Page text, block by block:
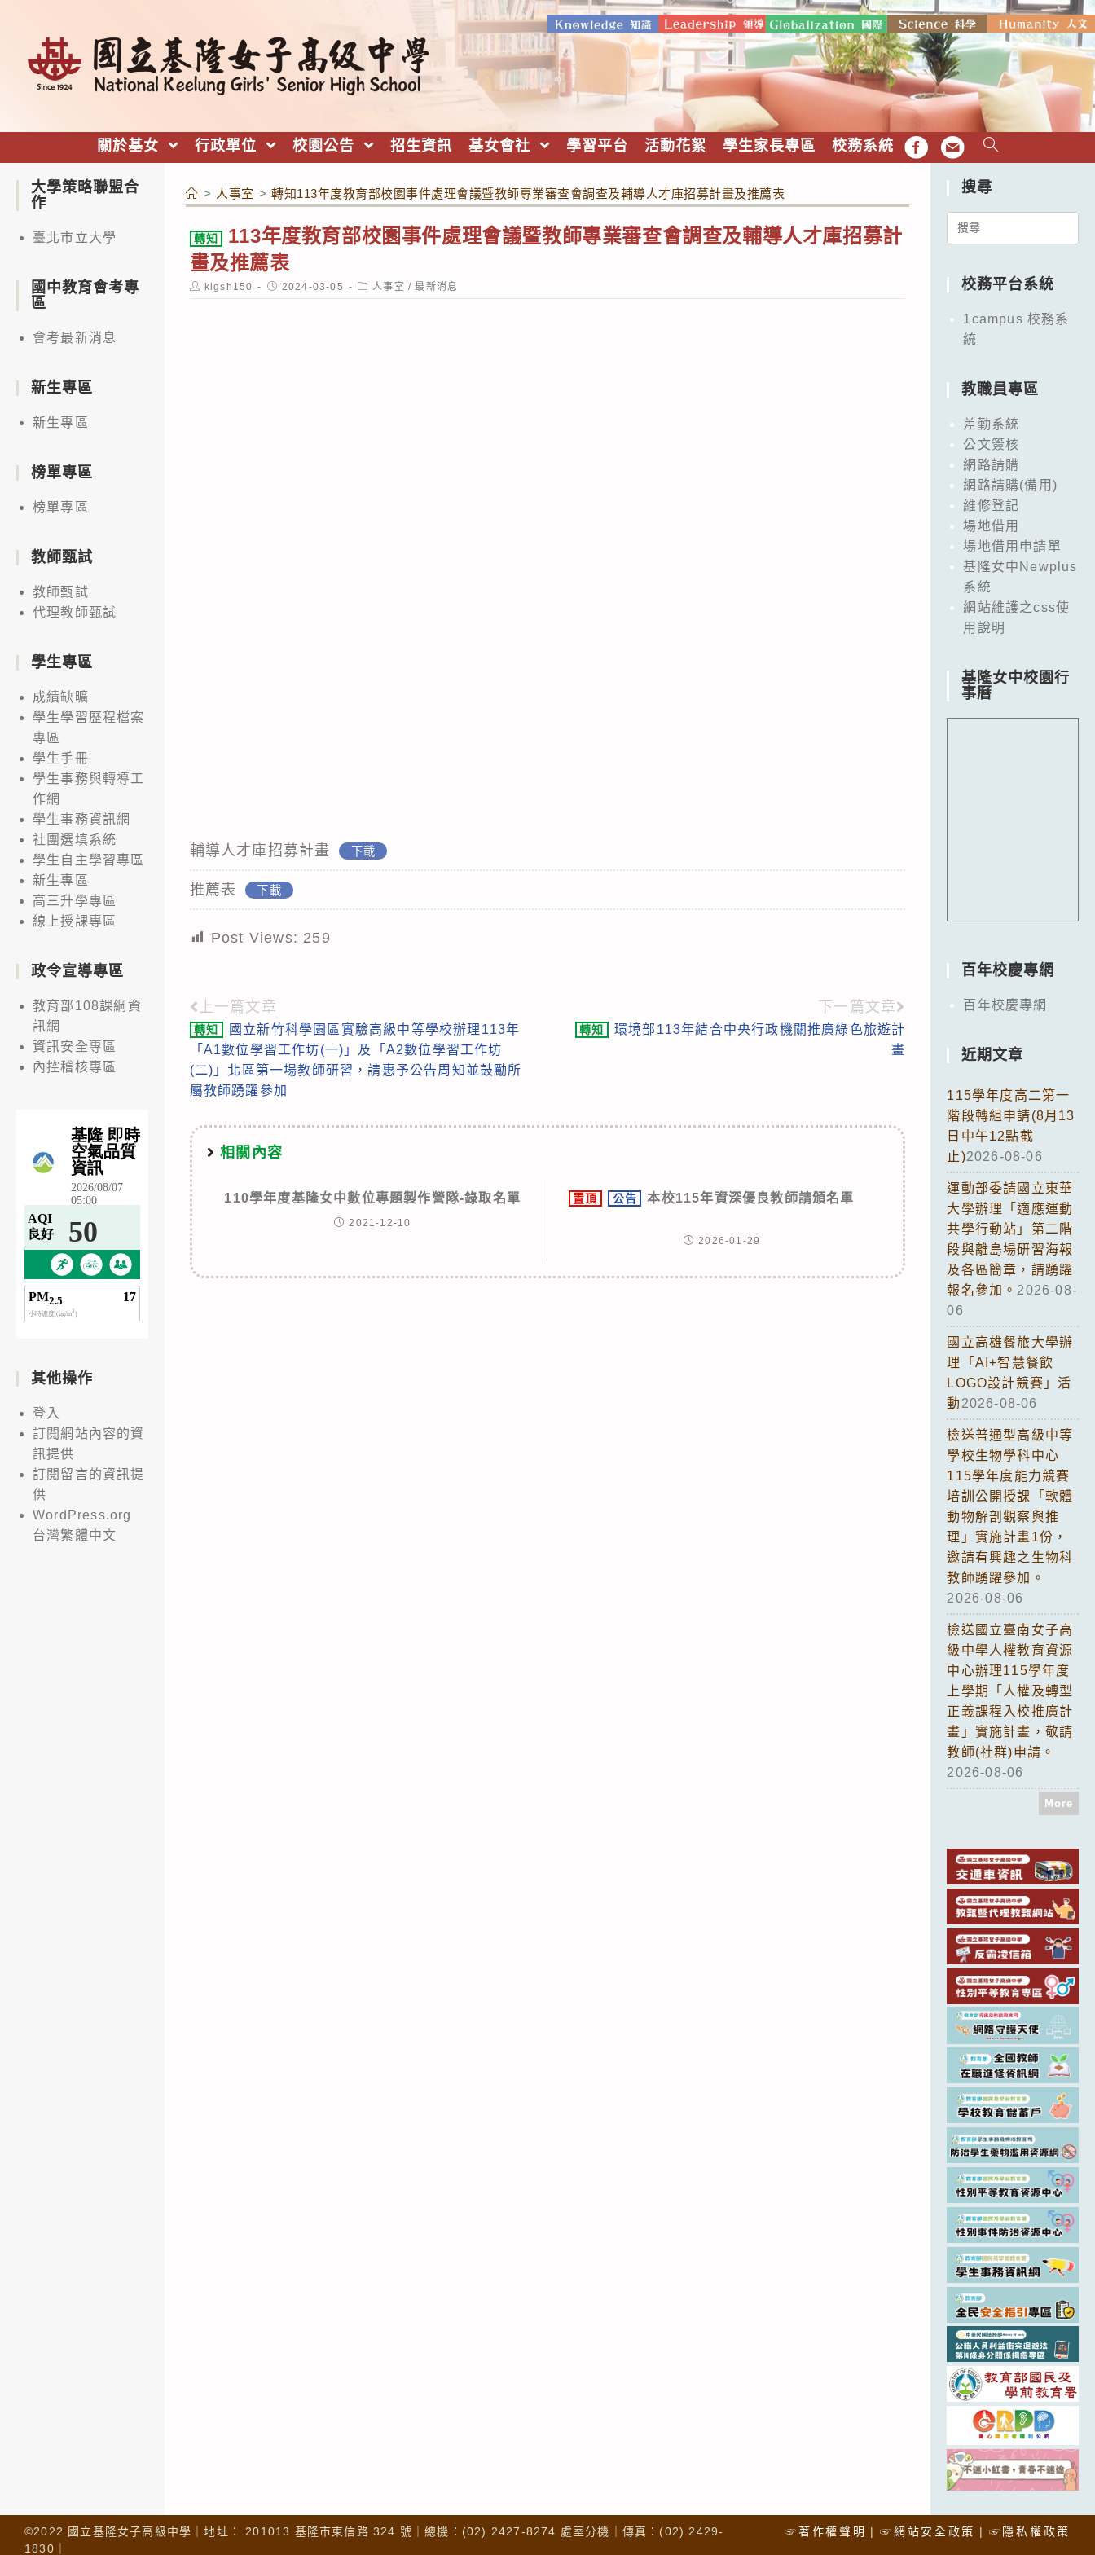
關於基女 行政單位 校園公告 招生資訊 基女會社 學習平台 活動花絮 學生家長專區 校務系統 FB EMAIL
> 人事室 > 轉知113年度教育部校園事件處理會議暨教師專業審查會調查及輔導人才庫招募計畫及推薦表
轉知
113年度教育部校園事件處理會議暨教師專業審查會調查及輔導人才庫招募計
畫及推薦表
Post
author:
klgsh150
Post
published:
2024-03-05
Post
category:
人事室 / 最新消息
輔導人才庫招募計畫 下載
推薦表 下載
Post Views: 259
Read
more
articles
上一篇文章
轉知
國立新竹科學園區實驗高級中等學校辦理113年
「A1數位學習工作坊(一)」及「A2數位學習工作坊
(二)」北區第一場教師研習，請惠予公告周知並鼓勵所
屬教師踴躍參加
下一篇文章
轉知
環境部113年結合中央行政機關推廣綠色旅遊計
畫
相關內容
110學年度基隆女中數位專題製作營隊-錄取名單
2021-12-10
置頂 公告 本校115年資深優良教師請頒名單
2026-01-29
大學策略聯盟合
作
臺北市立大學
國中教育會考專
區
會考最新消息
新生專區
新生專區
榜單專區
榜單專區
教師甄試
教師甄試
代理教師甄試
學生專區
成績缺曠
學生學習歷程檔案
專區
學生手冊
學生事務與轉導工
作網
學生事務資訊網
社團選填系統
學生自主學習專區
新生專區
高三升學專區
線上授課專區
政令宣導專區
教育部108課綱資
訊網
資訊安全專區
內控稽核專區
其他操作
登入
訂閱網站內容的資
訊提供
訂閱留言的資訊提
供
WordPress.org
台灣繁體中文
搜尋
Search
校務平台系統
1campus 校務系
統
教職員專區
差勤系統
公文簽核
網路請購
網路請購(備用)
維修登記
場地借用
場地借用申請單
基隆女中Newplus
系統
網站維護之css使
用說明
基隆女中校園行
事曆
百年校慶專網
百年校慶專網
近期文章
115學年度高二第一
階段轉組申請(8月13
日中午12點截
止)2026-08-06
運動部委請國立東華
大學辦理「適應運動
共學行動站」第二階
段與離島場研習海報
及各區簡章，請踴躍
報名參加。 2026-08-
06
國立高雄餐旅大學辦
理「AI+智慧餐飲
LOGO設計競賽」活
動 2026-08-06
檢送普通型高級中等
學校生物學科中心
115學年度能力競賽
培訓公開授課「軟體
動物解剖觀察與推
理」實施計畫1份，
邀請有興趣之生物科
教師踴躍參加。
2026-08-06
檢送國立臺南女子高
級中學人權教育資源
中心辦理115學年度
上學期「人權及轉型
正義課程入校推廣計
畫」實施計畫，敬請
教師(社群)申請。
2026-08-06
More
☞著作權聲明 ☞網站安全政策 ☞隱私權政策
©2022 國立基隆女子高級中學｜地址： 201013 基隆市東信路 324 號｜總機：(02) 2427-8274 處室分機｜傳真：(02) 2429-
1830｜